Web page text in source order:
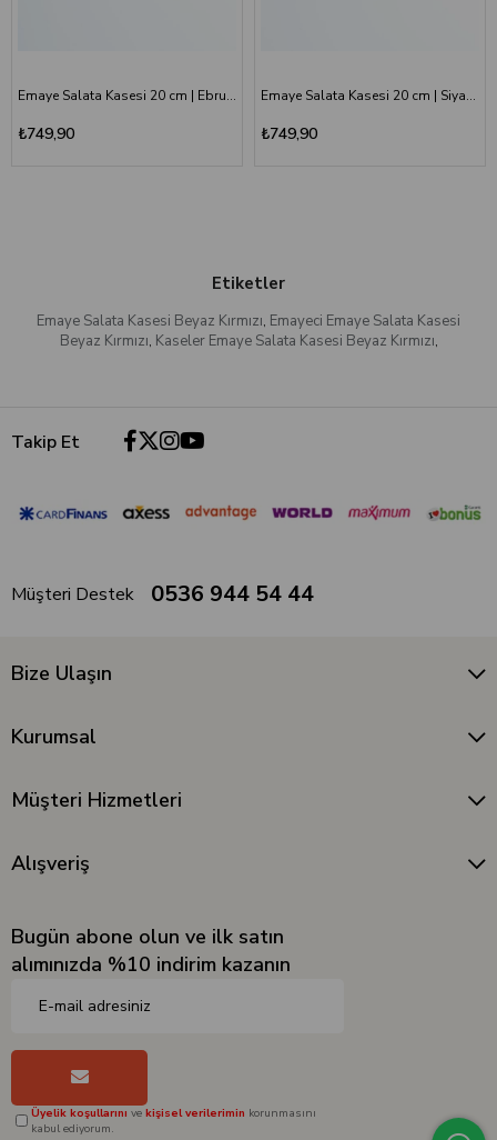
Emaye Salata Kasesi 20 cm | Ebruli Desen Siyah Beyaz
₺749,90
Emaye Salata Kasesi 20 cm | Siyah Kordon Beyaz
₺749,90
Etiketler
Emaye Salata Kasesi Beyaz Kırmızı, Emayeci Emaye Salata Kasesi
Beyaz Kırmızı, Kaseler Emaye Salata Kasesi Beyaz Kırmızı,
Takip Et
Müşteri Destek 0536 944 54 44
Bize Ulaşın
Kurumsal
Müşteri Hizmetleri
Alışveriş
Bugün abone olun ve ilk satın
alımınızda %10 indirim kazanın
Üyelik koşullarını ve kişisel verilerimin korunmasını
kabul ediyorum.